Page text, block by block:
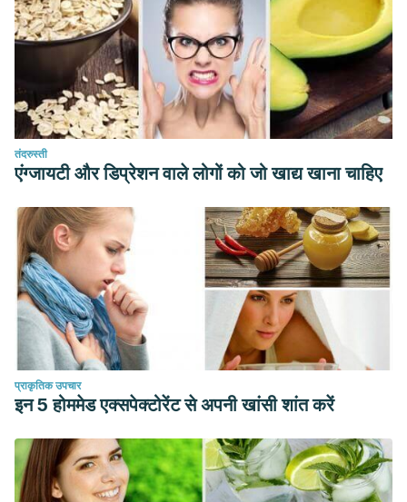
10.1097/01.NT.0000342702.19798.fe
Kawatra, P., & Rajagopalan, R. (2015). Cinnamon: Mystic
powers of a minute ingredient. Pharmacognosy
research, 7(Suppl 1), S1–S6. https://doi.org/10.4103/0974-
8490.157990
तंदरुस्ती
एंग्जायटी और डिप्रेशन वाले लोगों को जो खाद्य खाना चाहिए
प्राकृतिक उपचार
इन 5 होममेड एक्सपेक्टोरेंट से अपनी खांसी शांत करें